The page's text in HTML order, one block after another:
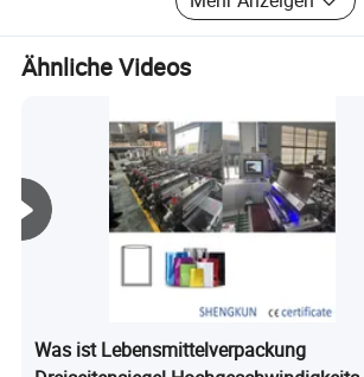
Preis", Wuxi Shengkun Machinery Co.,
ausländischen und inländischen Kunden,
alte Kunden, um eine herrliche Zukunft
Ähnliche Videos
Was ist Lebensmittelverpackung